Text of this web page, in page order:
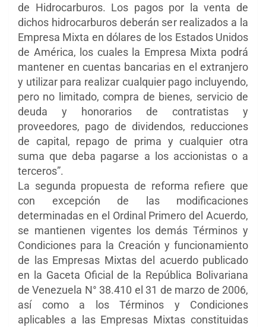
de Hidrocarburos. Los pagos por la venta de
dichos hidrocarburos deberán ser realizados a la
Empresa Mixta en dólares de los Estados Unidos
de América, los cuales la Empresa Mixta podrá
mantener en cuentas bancarias en el extranjero
y utilizar para realizar cualquier pago incluyendo,
pero no limitado, compra de bienes, servicio de
deuda y honorarios de contratistas y
proveedores, pago de dividendos, reducciones
de capital, repago de prima y cualquier otra
suma que deba pagarse a los accionistas o a
terceros”.
La segunda propuesta de reforma refiere que
con excepción de las modificaciones
determinadas en el Ordinal Primero del Acuerdo,
se mantienen vigentes los demás Términos y
Condiciones para la Creación y funcionamiento
de las Empresas Mixtas del acuerdo publicado
en la Gaceta Oficial de la República Bolivariana
de Venezuela N° 38.410 el 31 de marzo de 2006,
así como a los Términos y Condiciones
aplicables a las Empresas Mixtas constituidas